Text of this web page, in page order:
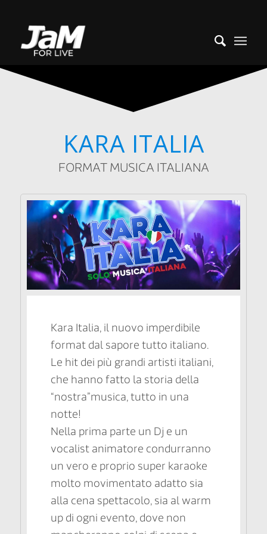
KARA ITALIA
FORMAT MUSICA ITALIANA
Kara Italia, il nuovo imperdibile
format dal sapore tutto italiano.
Le hit dei più grandi artisti italiani,
che hanno fatto la storia della
“nostra”musica, tutto in una
notte!
Nella prima parte un Dj e un
vocalist animatore condurranno
un vero e proprio super karaoke
molto movimentato adatto sia
alla cena spettacolo, sia al warm
up di ogni evento, dove non